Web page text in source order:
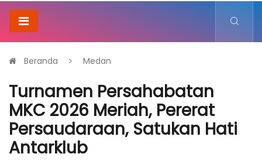
Beranda Medan
Turnamen Persahabatan
MKC 2026 Meriah, Pererat
Persaudaraan, Satukan Hati
Antarklub